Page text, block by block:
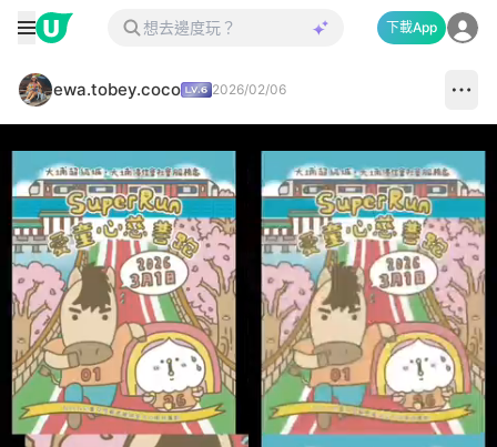
下載App
ewa.tobey.coco 2026/02/06